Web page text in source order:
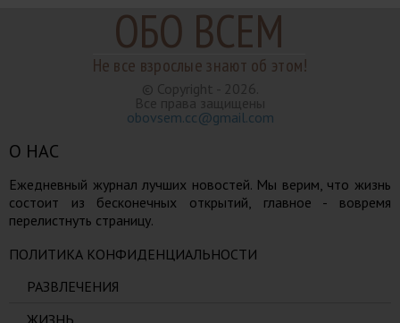
ОБО ВСЕМ
Не все взрослые знают об этом!
© Copyright - 2026.
Все права защищены
obovsem.cc@gmail.com
О НАС
Ежедневный журнал лучших новостей. Мы верим, что жизнь
состоит из бесконечных открытий, главное - вовремя
перелистнуть страницу.
ПОЛИТИКА КОНФИДЕНЦИАЛЬНОСТИ
РАЗВЛЕЧЕНИЯ